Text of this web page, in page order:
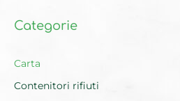
Categorie
Carta
Contenitori rifiuti